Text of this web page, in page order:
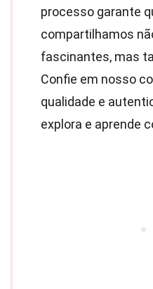
processo garante
compartilhamos
fascinantes, mas
Confie em nosso
qualidade e
explora e aprende